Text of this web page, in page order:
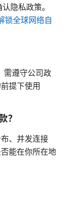
隐私政策。
锁全球网络自
需遵守公司政
提下使用
？
、并发连接
能在你所在地